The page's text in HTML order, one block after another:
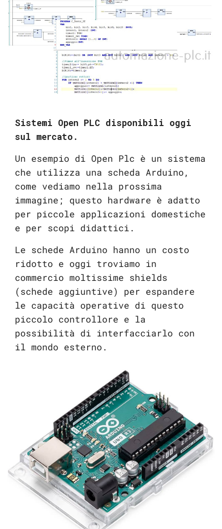
Sistemi Open PLC disponibili oggi
sul mercato.
Un esempio di Open Plc è un sistema
che utilizza una scheda Arduino,
come vediamo nella prossima
immagine; questo hardware è adatto
per piccole applicazioni domestiche
e per scopi didattici.
Le schede Arduino hanno un costo
ridotto e oggi troviamo in
commercio moltissime shields
(schede aggiuntive) per espandere
le capacità operative di questo
piccolo controllore e la
possibilità di interfacciarlo con
il mondo esterno.